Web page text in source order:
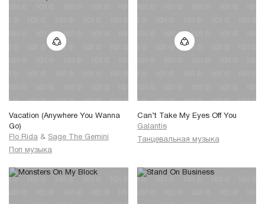
Vacation (Anywhere You Wanna
Go)
Flo Rida & Sage The Gemini
Поп музыка
Can’t Take My Eyes Off You
Galantis
Танцевальная музыка